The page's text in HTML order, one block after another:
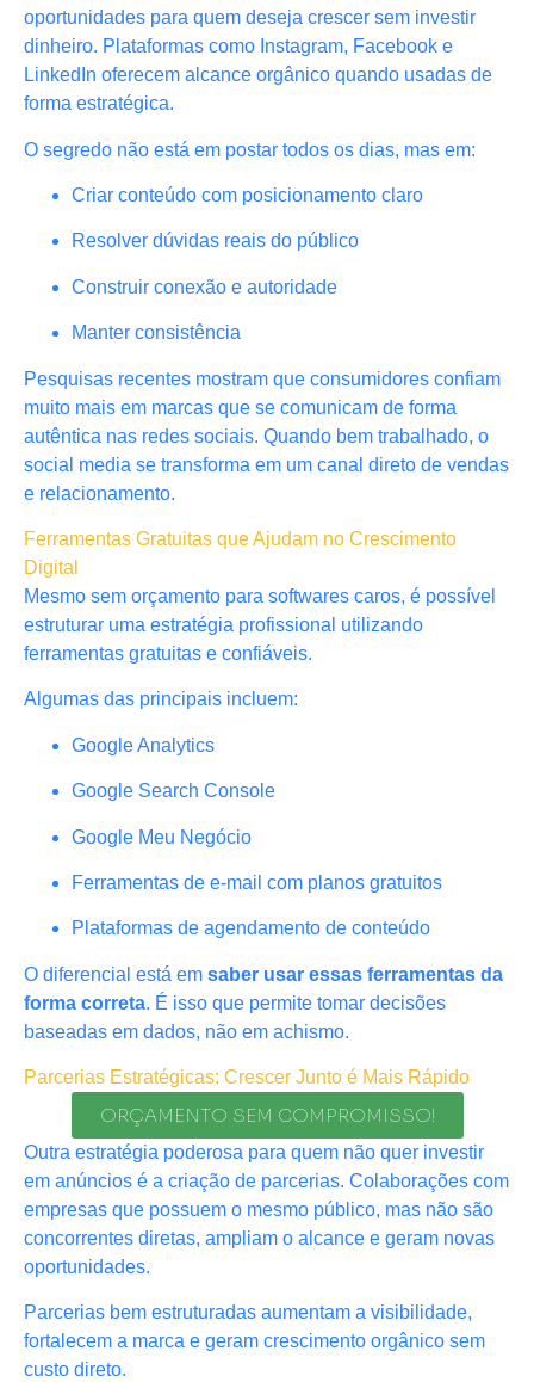
oportunidades para quem deseja crescer sem investir
dinheiro. Plataformas como Instagram, Facebook e
LinkedIn oferecem alcance orgânico quando usadas de
forma estratégica.
O segredo não está em postar todos os dias, mas em:
Criar conteúdo com posicionamento claro
Resolver dúvidas reais do público
Construir conexão e autoridade
Manter consistência
Pesquisas recentes mostram que consumidores confiam
muito mais em marcas que se comunicam de forma
autêntica nas redes sociais. Quando bem trabalhado, o
social media se transforma em um canal direto de vendas
e relacionamento.
Ferramentas Gratuitas que Ajudam no Crescimento
Digital
Mesmo sem orçamento para softwares caros, é possível
estruturar uma estratégia profissional utilizando
ferramentas gratuitas e confiáveis.
Algumas das principais incluem:
Google Analytics
Google Search Console
Google Meu Negócio
Ferramentas de e-mail com planos gratuitos
Plataformas de agendamento de conteúdo
O diferencial está em saber usar essas ferramentas da
forma correta. É isso que permite tomar decisões
baseadas em dados, não em achismo.
Parcerias Estratégicas: Crescer Junto é Mais Rápido
ORÇAMENTO SEM COMPROMISSO!
Outra estratégia poderosa para quem não quer investir
em anúncios é a criação de parcerias. Colaborações com
empresas que possuem o mesmo público, mas não são
concorrentes diretas, ampliam o alcance e geram novas
oportunidades.
Parcerias bem estruturadas aumentam a visibilidade,
fortalecem a marca e geram crescimento orgânico sem
custo direto.